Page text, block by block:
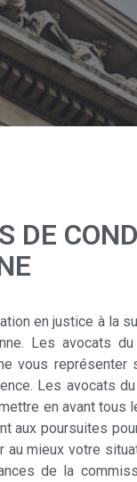
DE
en justice à la
Les avocats
vous représenter
Les avocats
en avant tous
aux poursuites
au mieux votre
de la